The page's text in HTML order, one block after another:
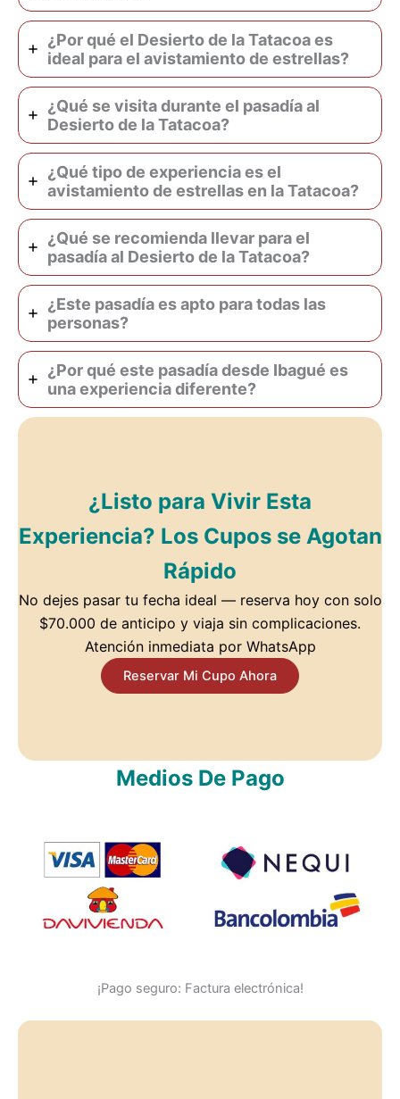
¿Por qué el Desierto de la Tatacoa es
ideal para el avistamiento de estrellas?
¿Qué se visita durante el pasadía al
Desierto de la Tatacoa?
¿Qué tipo de experiencia es el
avistamiento de estrellas en la Tatacoa?
¿Qué se recomienda llevar para el
pasadía al Desierto de la Tatacoa?
¿Este pasadía es apto para todas las
personas?
¿Por qué este pasadía desde Ibagué es
una experiencia diferente?
¿Listo para Vivir Esta
Experiencia? Los Cupos se Agotan
Rápido
No dejes pasar tu fecha ideal — reserva hoy con solo
$70.000 de anticipo y viaja sin complicaciones.
Atención inmediata por WhatsApp
Reservar Mi Cupo Ahora
Medios De Pago
¡Pago seguro: Factura electrónica!